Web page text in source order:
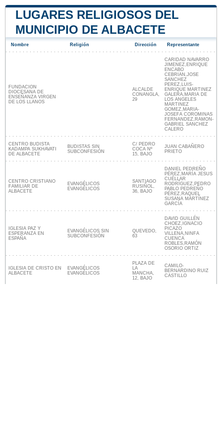
LUGARES RELIGIOSOS DEL
MUNICIPIO DE ALBACETE
Nombre Religión Dirección Representante
FUNDACION
DIOCESANA DE
ENSEÑANZA VIRGEN
DE LOS LLANOS
ALCALDE
CONANGLA,
29
CARIDAD NAVARRO
JIMENEZ,ENRIQUE
ENCABO
CEBRIAN,JOSE
SANCHEZ
PEREZ,LUIS-
ENRIQUE MARTINEZ
GALERA,MARIA DE
LOS ANGELES
MARTINEZ
GOMEZ,MARIA-
JOSEFA COROMINAS
FERNANDEZ,RAMON-
GABRIEL SANCHEZ
CALERO
CENTRO BUDISTA
KADAMPA SUKHAVATI
DE ALBACETE
BUDISTAS SIN
SUBCONFESIÓN
C/ PEDRO
COCA Nº
15, BAJO
JUAN CABAÑERO
PRIETO
CENTRO CRISTIANO
FAMILIAR DE
ALBACETE
EVANGÉLICOS
EVANGÉLICOS
SANTIAGO
RUSIÑOL,
36, BAJO
DANIEL PEDREÑO
PÉREZ,MARÍA JESUS
CUÉLLAR
RODRÍGUEZ,PEDRO
PABLO PEDREÑO
PÉREZ,RAQUEL
SUSANA MARTÍNEZ
GARCÍA
IGLESIA PAZ Y
ESPERANZA EN
ESPAÑA
EVANGÉLICOS SIN
SUBCONFESIÓN
QUEVEDO,
63
DAVID GUILLÉN
CHOEZ,IGNACIO
PICAZO
VILLENA,NINFA
CUENCA
ROBLES,RAMÓN
OSORIO ORTIZ
IGLESIA DE CRISTO EN
ALBACETE
EVANGÉLICOS
EVANGÉLICOS
PLAZA DE
LA
MANCHA,
12, BAJO
CAMILO-
BERNARDINO RUIZ
CASTILLO